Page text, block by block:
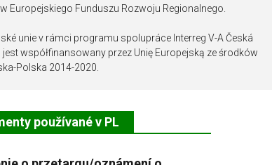
Funduszu Rozwoju Regionalnego.
unie v rámci programu spolupráce Interreg V-A Česká
współfinansowany przez Unię Europejską ze środków
Polska 2014-2020.
používané v PL